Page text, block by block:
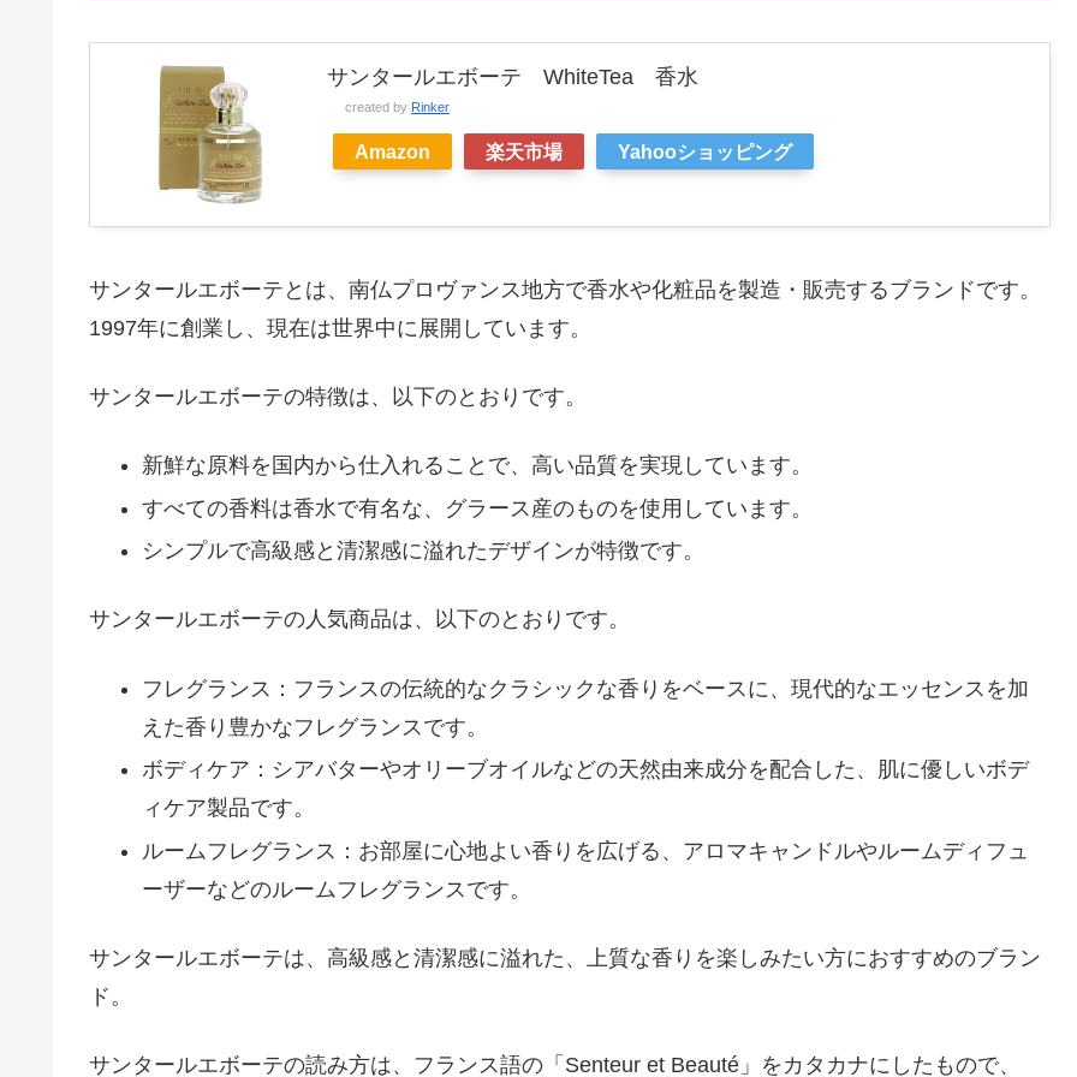
サンタールエボーテ WhiteTea 香水
created by Rinker
Amazon 楽天市場 Yahooショッピング
サンタールエボーテとは、南仏プロヴァンス地方で香水や化粧品を製造・販売するブランドです。
1997年に創業し、現在は世界中に展開しています。
サンタールエボーテの特徴は、以下のとおりです。
新鮮な原料を国内から仕入れることで、高い品質を実現しています。
すべての香料は香水で有名な、グラース産のものを使用しています。
シンプルで高級感と清潔感に溢れたデザインが特徴です。
サンタールエボーテの人気商品は、以下のとおりです。
フレグランス：フランスの伝統的なクラシックな香りをベースに、現代的なエッセンスを加
えた香り豊かなフレグランスです。
ボディケア：シアバターやオリーブオイルなどの天然由来成分を配合した、肌に優しいボデ
ィケア製品です。
ルームフレグランス：お部屋に心地よい香りを広げる、アロマキャンドルやルームディフュ
ーザーなどのルームフレグランスです。
サンタールエボーテは、高級感と清潔感に溢れた、上質な香りを楽しみたい方におすすめのブラン
ド。
サンタールエボーテの読み方は、フランス語の「Senteur et Beauté」をカタカナにしたもので、